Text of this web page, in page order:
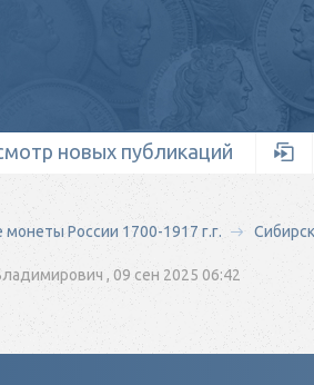
новых публикаций
России 1700-1917 г.г.
, 09 сен 2025 06:42